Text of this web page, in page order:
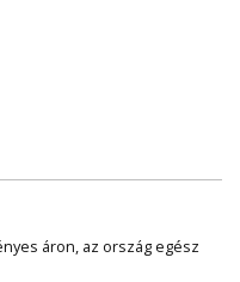
áron, az ország egész